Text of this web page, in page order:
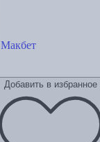
Макбет
Добавить в избранное